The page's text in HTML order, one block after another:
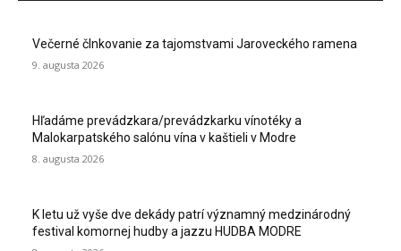
Večerné člnkovanie za tajomstvami Jaroveckého ramena
9. augusta 2026
Hľadáme prevádzkara/prevádzkarku vínotéky a
Malokarpatského salónu vína v kaštieli v Modre
8. augusta 2026
K letu už vyše dve dekády patrí významný medzinárodný
festival komornej hudby a jazzu HUDBA MODRE